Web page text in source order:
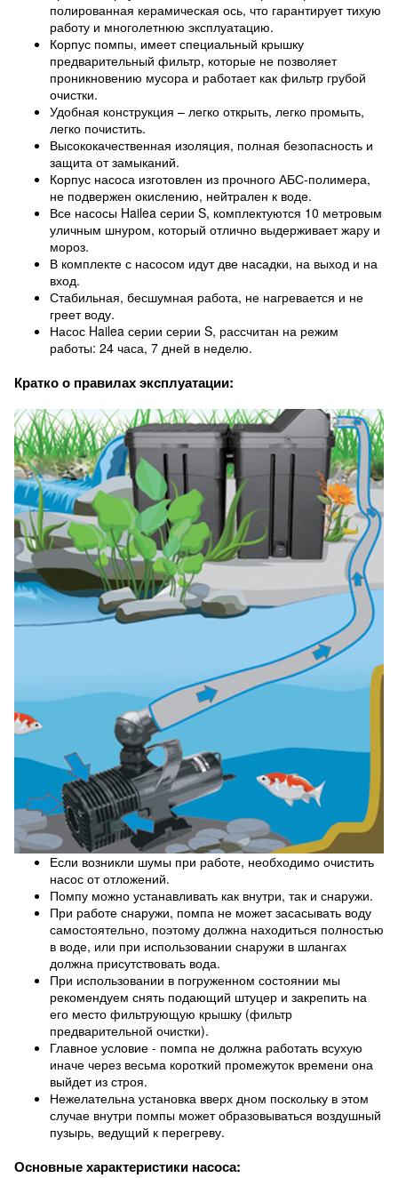
полированная керамическая ось, что гарантирует тихую
работу и многолетнюю эксплуатацию.
Корпус помпы, имеет специальный крышку
предварительный фильтр, которые не позволяет
проникновению мусора и работает как фильтр грубой
очистки.
Удобная конструкция – легко открыть, легко промыть,
легко почистить.
Высококачественная изоляция, полная безопасность и
защита от замыканий.
Корпус насоса изготовлен из прочного АБС-полимера,
не подвержен окислению, нейтрален к воде.
Все насосы Hailea серии S, комплектуются 10 метровым
уличным шнуром, который отлично выдерживает жару и
мороз.
В комплекте с насосом идут две насадки, на выход и на
вход.
Стабильная, бесшумная работа, не нагревается и не
греет воду.
Насос Hailea серии серии S, рассчитан на режим
работы: 24 часа, 7 дней в неделю.
Кратко о правилах эксплуатации:
Если возникли шумы при работе, необходимо очистить
насос от отложений.
Помпу можно устанавливать как внутри, так и снаружи.
При работе снаружи, помпа не может засасывать воду
самостоятельно, поэтому должна находиться полностью
в воде, или при использовании снаружи в шлангах
должна присутствовать вода.
При использовании в погруженном состоянии мы
рекомендуем снять подающий штуцер и закрепить на
его место фильтрующую крышку (фильтр
предварительной очистки).
Главное условие - помпа не должна работать всухую
иначе через весьма короткий промежуток времени она
выйдет из строя.
Нежелательна установка вверх дном поскольку в этом
случае внутри помпы может образовываться воздушный
пузырь, ведущий к перегреву.
Основные характеристики насоса: